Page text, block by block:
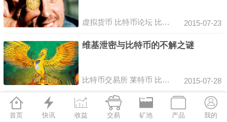
虚拟货币 比特币论坛 比特币交易所 交易所
2015-07-23
维基泄密与比特币的不解之谜
比特币交易所 莱特币 比特币挖矿机 比特币
2015-07-28
全球八大顶尖银行巨头向比特币伸出
橄榄枝

首页

快讯

收益

交易

矿池

产品

我的